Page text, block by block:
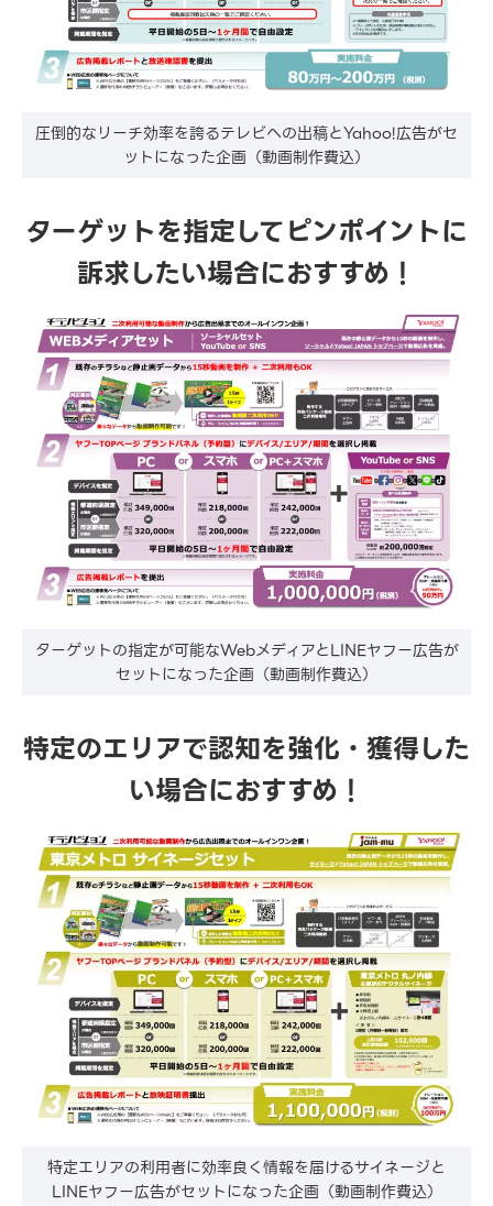
圧倒的なリーチ効率を誇るテレビへの出稿とYahoo!広告がセ
ットになった企画（動画制作費込）
ターゲットを指定してピンポイントに
訴求したい場合におすすめ！
ターゲットの指定が可能なWebメディアとLINEヤフー広告が
セットになった企画（動画制作費込）
特定のエリアで認知を強化・獲得した
い場合におすすめ！
特定エリアの利用者に効率良く情報を届けるサイネージと
LINEヤフー広告がセットになった企画（動画制作費込）